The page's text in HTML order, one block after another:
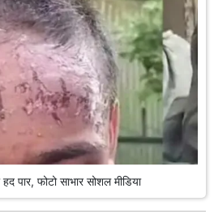
पार, फोटो साभार सोशल मीडिया